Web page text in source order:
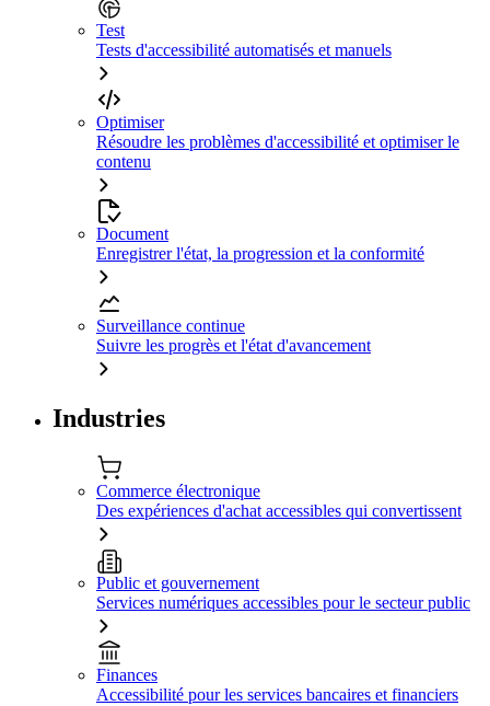
Test
Tests d'accessibilité automatisés et manuels
Optimiser
Résoudre les problèmes d'accessibilité et optimiser le
contenu
Document
Enregistrer l'état, la progression et la conformité
Surveillance continue
Suivre les progrès et l'état d'avancement
Industries
Commerce électronique
Des expériences d'achat accessibles qui convertissent
Public et gouvernement
Services numériques accessibles pour le secteur public
Finances
Accessibilité pour les services bancaires et financiers